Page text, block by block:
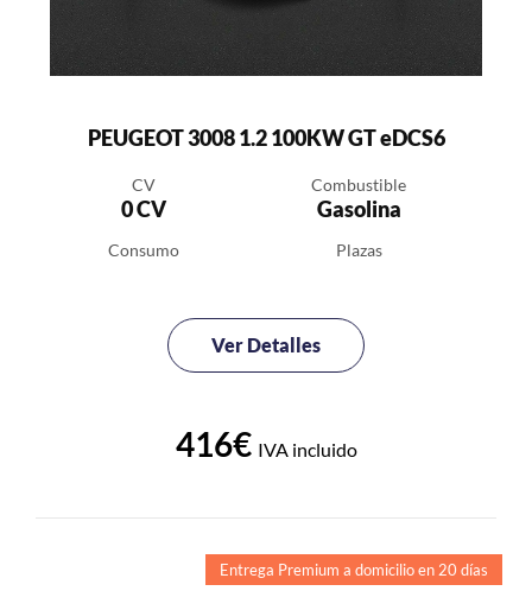
PEUGEOT 3008 1.2 100KW GT eDCS6
CV
0 CV
Combustible
Gasolina
Consumo Plazas
Ver Detalles
416€ IVA incluido
Entrega Premium a domicilio en 20 días